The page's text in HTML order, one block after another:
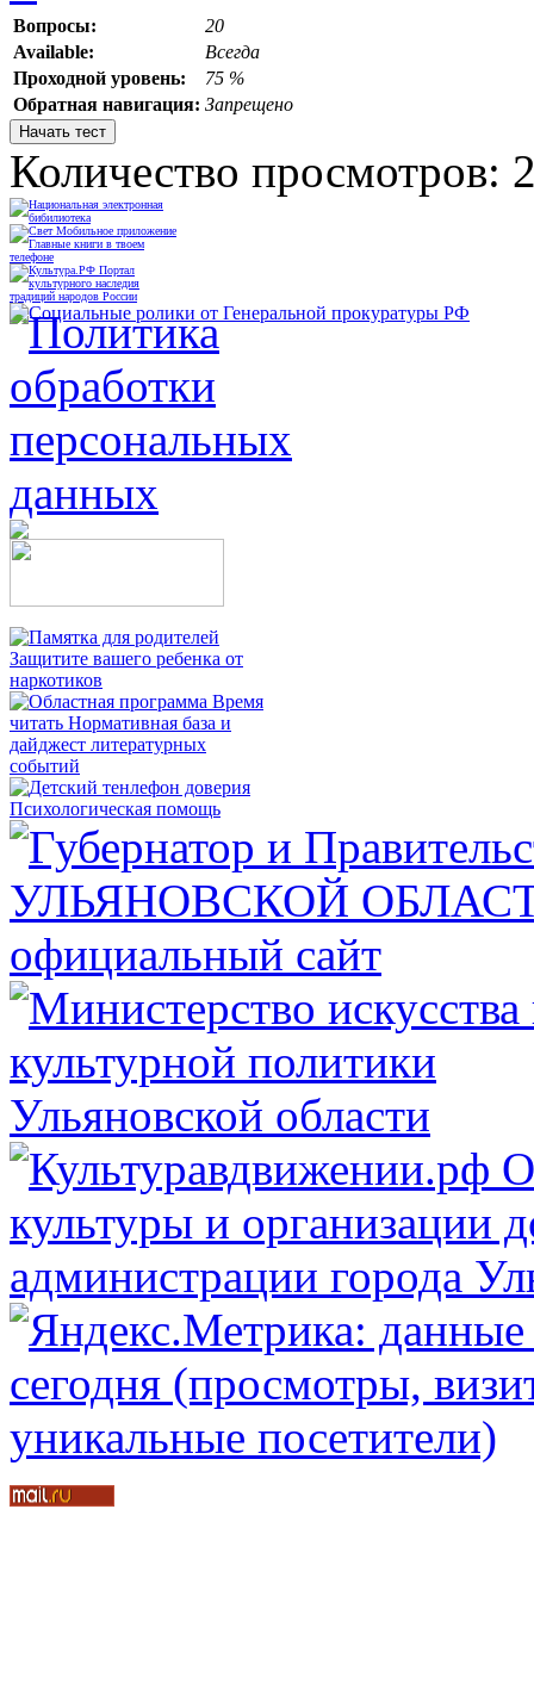
Вопросы:
20
Available:
Всегда
Проходной уровень:
75 %
Обратная навигация: Запрещено
Количество просмотров: